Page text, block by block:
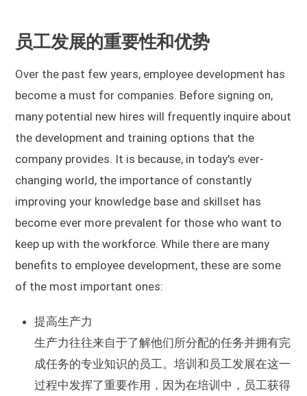
员工发展的重要性和优势
Over the past few years, employee development has
become a must for companies. Before signing on,
many potential new hires will frequently inquire about
the development and training options that the
company provides. It is because, in today's ever-
changing world, the importance of constantly
improving your knowledge base and skillset has
become ever more prevalent for those who want to
keep up with the workforce. While there are many
benefits to employee development, these are some
of the most important ones:
提高生产力
生产力往往来自于了解他们所分配的任务并拥有完
成任务的专业知识的员工。培训和员工发展在这一
过程中发挥了重要作用，因为在培训中，员工获得